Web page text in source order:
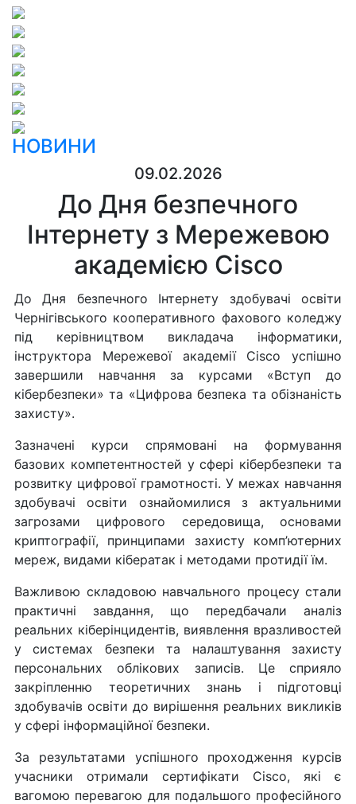
НОВИНИ
09.02.2026
До Дня безпечного
Інтернету з Мережевою
академією Cisco
До Дня безпечного Інтернету здобувачі освіти
Чернігівського кооперативного фахового коледжу
під керівництвом викладача інформатики,
інструктора Мережевої академії Cisco успішно
завершили навчання за курсами «Вступ до
кібербезпеки» та «Цифрова безпека та обізнаність
захисту».
Зазначені курси спрямовані на формування
базових компетентностей у сфері кібербезпеки та
розвитку цифрової грамотності. У межах навчання
здобувачі освіти ознайомилися з актуальними
загрозами цифрового середовища, основами
криптографії, принципами захисту комп’ютерних
мереж, видами кібератак і методами протидії їм.
Важливою складовою навчального процесу стали
практичні завдання, що передбачали аналіз
реальних кіберінцидентів, виявлення вразливостей
у системах безпеки та налаштування захисту
персональних облікових записів. Це сприяло
закріпленню теоретичних знань і підготовці
здобувачів освіти до вирішення реальних викликів
у сфері інформаційної безпеки.
За результатами успішного проходження курсів
учасники отримали сертифікати Cisco, які є
вагомою перевагою для подальшого професійного